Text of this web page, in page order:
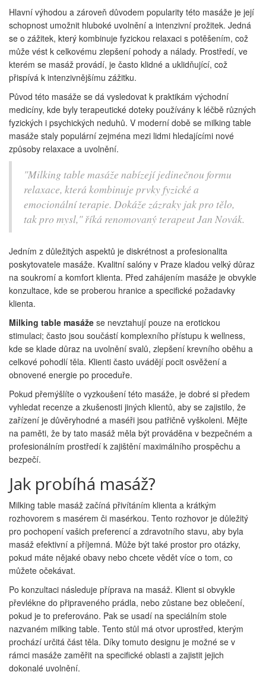
Hlavní výhodou a zároveň důvodem popularity této masáže je její
schopnost umožnit hluboké uvolnění a intenzivní prožitek. Jedná
se o zážitek, který kombinuje fyzickou relaxaci s potěšením, což
může vést k celkovému zlepšení pohody a nálady. Prostředí, ve
kterém se masáž provádí, je často klidné a uklidňující, což
přispívá k intenzivnějšímu zážitku.
Původ této masáže se dá vysledovat k praktikám východní
medicíny, kde byly terapeutické doteky používány k léčbě různých
fyzických i psychických neduhů. V moderní době se milking table
masáže staly populární zejména mezi lidmi hledajícími nové
způsoby relaxace a uvolnění.
"Milking table masáže nabízejí jedinečnou formu
relaxace, která kombinuje prvky fyzické a
emocionální terapie. Dokáže zázraky jak pro tělo,
tak pro mysl," říká renomovaný terapeut Jan Novák.
Jedním z důležitých aspektů je diskrétnost a profesionalita
poskytovatele masáže. Kvalitní salóny v Praze kladou velký důraz
na soukromí a komfort klienta. Před zahájením masáže je obvykle
konzultace, kde se proberou hranice a specifické požadavky
klienta.
Milking table masáže se nevztahují pouze na erotickou
stimulaci; často jsou součástí komplexního přístupu k wellness,
kde se klade důraz na uvolnění svalů, zlepšení krevního oběhu a
celkové pohodlí těla. Klienti často uvádějí pocit osvěžení a
obnovené energie po proceduře.
Pokud přemýšlíte o vyzkoušení této masáže, je dobré si předem
vyhledat recenze a zkušenosti jiných klientů, aby se zajistilo, že
zařízení je důvěryhodné a maséři jsou patřičně vyškoleni. Mějte
na paměti, že by tato masáž měla být prováděna v bezpečném a
profesionálním prostředí k zajištění maximálního prospěchu a
bezpečí.
Jak probíhá masáž?
Milking table masáž začíná přivítáním klienta a krátkým
rozhovorem s masérem či masérkou. Tento rozhovor je důležitý
pro pochopení vašich preferencí a zdravotního stavu, aby byla
masáž efektivní a příjemná. Může být také prostor pro otázky,
pokud máte nějaké obavy nebo chcete vědět více o tom, co
můžete očekávat.
Po konzultaci následuje příprava na masáž. Klient si obvykle
převlékne do připraveného prádla, nebo zůstane bez oblečení,
pokud je to preferováno. Pak se usadí na speciálním stole
nazvaném milking table. Tento stůl má otvor uprostřed, kterým
prochází určitá část těla. Díky tomuto designu je možné se v
rámci masáže zaměřit na specifické oblasti a zajistit jejich
dokonalé uvolnění.